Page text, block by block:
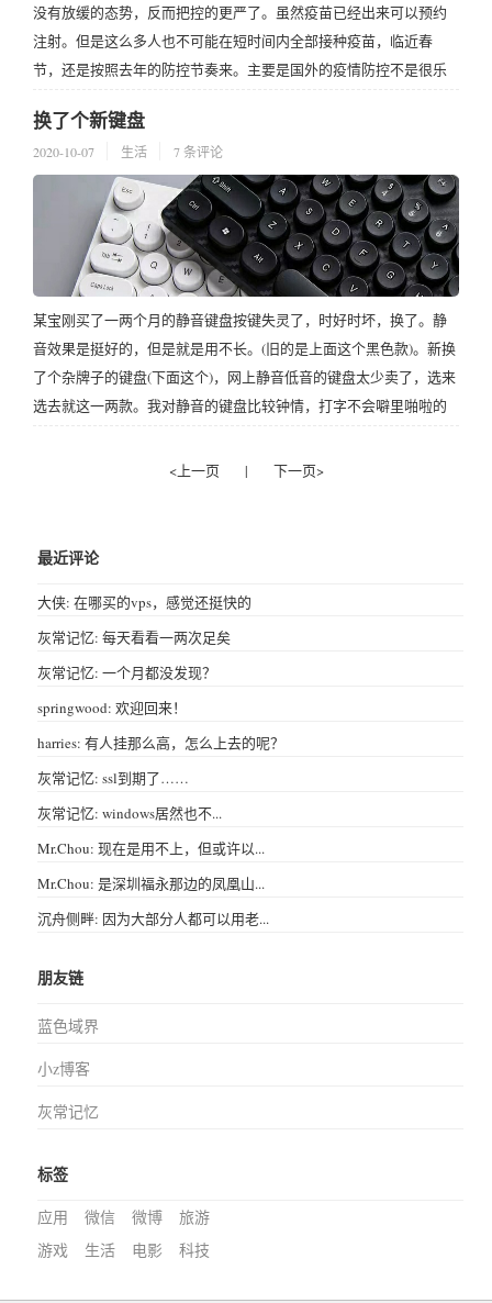
没有放缓的态势，反而把控的更严了。虽然疫苗已经出来可以预约
注射。但是这么多人也不可能在短时间内全部接种疫苗，临近春
节，还是按照去年的防控节奏来。主要是国外的疫情防控不是很乐
要求是低风险地区回去要持7天以内的核酸阴性检测证明，其实我有
想过不回去了，但是想想太久没回去了过年回一趟吧...
换了个新键盘
2020-10-07 生活 7 条评论
某宝刚买了一两个月的静音键盘按键失灵了，时好时坏，换了。静
音效果是挺好的，但是就是用不长。(旧的是上面这个黑色款)。新换
了个杂牌子的键盘(下面这个)，网上静音低音的键盘太少卖了，选来
选去就这一两款。我对静音的键盘比较钟情，打字不会噼里啪啦的
吧。另外日常办公没啥要求的，我觉得用双飞燕经典款的就足够
<上一页 | 下一页>
最近评论
大侠: 在哪买的vps，感觉还挺快的
灰常记忆: 每天看看一两次足矣
灰常记忆: 一个月都没发现？
springwood: 欢迎回来！
harries: 有人挂那么高，怎么上去的呢？
灰常记忆: ssl到期了……
灰常记忆: windows居然也不...
Mr.Chou: 现在是用不上，但或许以...
Mr.Chou: 是深圳福永那边的凤凰山...
沉舟侧畔: 因为大部分人都可以用老...
朋友链
蓝色域界
小z博客
灰常记忆
标签
应用 微信 微博
旅游
游戏
生活 电影 科技